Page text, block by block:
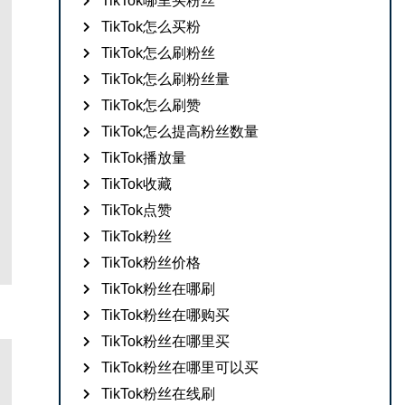
TikTok怎么买粉
TikTok怎么刷粉丝
TikTok怎么刷粉丝量
TikTok怎么刷赞
TikTok怎么提高粉丝数量
TikTok播放量
TikTok收藏
TikTok点赞
TikTok粉丝
TikTok粉丝价格
TikTok粉丝在哪刷
TikTok粉丝在哪购买
TikTok粉丝在哪里买
TikTok粉丝在哪里可以买
TikTok粉丝在线刷